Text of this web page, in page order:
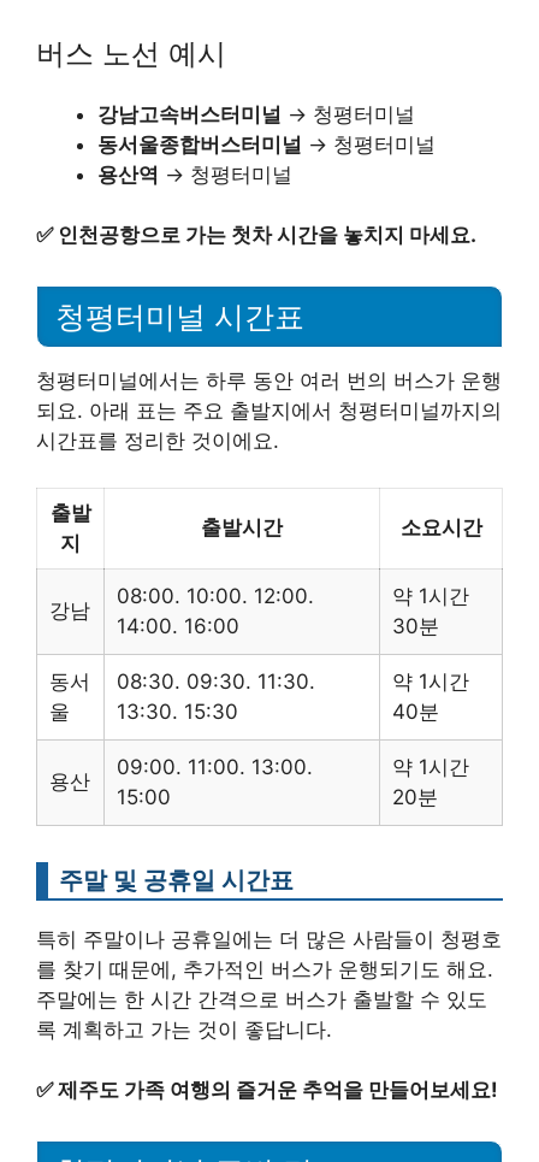
버스 노선 예시
강남고속버스터미널 → 청평터미널
동서울종합버스터미널 → 청평터미널
용산역 → 청평터미널
✅ 인천공항으로 가는 첫차 시간을 놓치지 마세요.
청평터미널 시간표
청평터미널에서는 하루 동안 여러 번의 버스가 운행
되요. 아래 표는 주요 출발지에서 청평터미널까지의
시간표를 정리한 것이에요.
출발
지
출발시간 소요시간
강남
08:00. 10:00. 12:00.
14:00. 16:00
약 1시간
30분
동서
울
08:30. 09:30. 11:30.
13:30. 15:30
약 1시간
40분
용산
09:00. 11:00. 13:00.
15:00
약 1시간
20분
주말 및 공휴일 시간표
특히 주말이나 공휴일에는 더 많은 사람들이 청평호
를 찾기 때문에, 추가적인 버스가 운행되기도 해요.
주말에는 한 시간 간격으로 버스가 출발할 수 있도
록 계획하고 가는 것이 좋답니다.
✅제주도 가족 여행의 즐거운 추억을 만들어보세요!